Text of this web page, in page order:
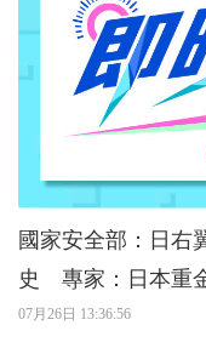
國家安全部：日右
史 專家：日本重
張野心
07月26日 13:36:56